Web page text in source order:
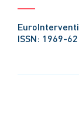
ISSN: 1969-